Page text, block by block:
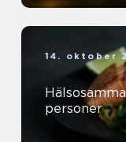
14. oktober
personer